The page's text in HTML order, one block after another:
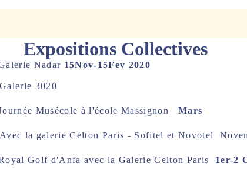
Expositions Collectives
Nadar 15Nov-15Fev 2020
Galerie 3020
Musécole à l'école Massignon Mars
Avec la galerie Celton Paris - Sofitel et Novotel
Golf d'Anfa avec la Galerie Celton Paris 1er-2